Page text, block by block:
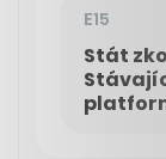
E15
Stát